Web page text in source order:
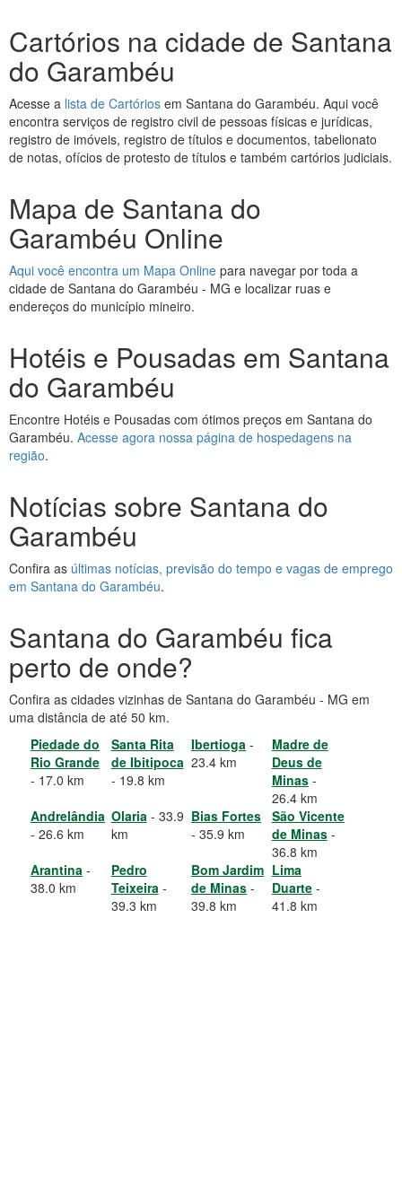
Cartórios na cidade de Santana
do Garambéu
Acesse a lista de Cartórios em Santana do Garambéu. Aqui você
encontra serviços de registro civil de pessoas físicas e jurídicas,
registro de imóveis, registro de títulos e documentos, tabelionato
de notas, ofícios de protesto de títulos e também cartórios judiciais.
Mapa de Santana do
Garambéu Online
Aqui você encontra um Mapa Online para navegar por toda a
cidade de Santana do Garambéu - MG e localizar ruas e
endereços do município mineiro.
Hotéis e Pousadas em Santana
do Garambéu
Encontre Hotéis e Pousadas com ótimos preços em Santana do
Garambéu. Acesse agora nossa página de hospedagens na
região.
Notícias sobre Santana do
Garambéu
Confira as últimas notícias, previsão do tempo e vagas de emprego
em Santana do Garambéu.
Santana do Garambéu fica
perto de onde?
Confira as cidades vizinhas de Santana do Garambéu - MG em
uma distância de até 50 km.
Piedade do
Rio Grande
- 17.0 km
Santa Rita
de Ibitipoca
- 19.8 km
Ibertioga -
23.4 km
Madre de
Deus de
Minas-
26.4 km
Andrelândia
- 26.6 km
Olaria- 33.9
km
Bias Fortes
- 35.9 km
São Vicente
de Minas-
36.8 km
Arantina -
38.0 km
Pedro
Teixeira-
39.3 km
Bom Jardim
de Minas -
39.8 km
Lima
Duarte-
41.8 km